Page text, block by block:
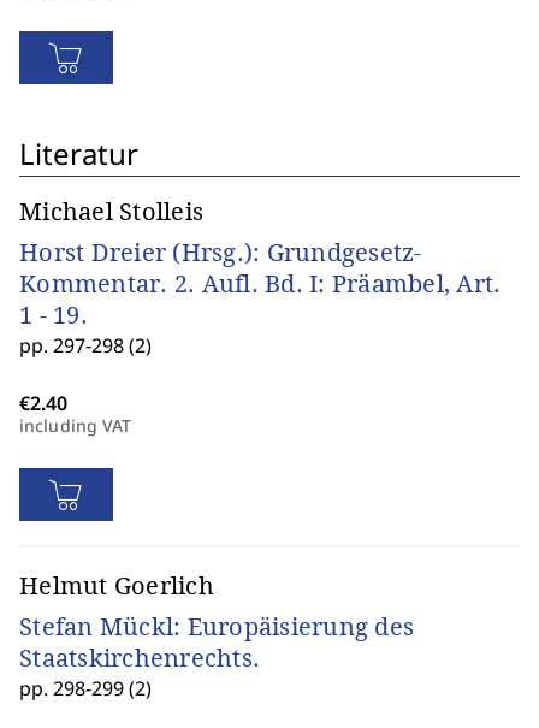
Literatur
Michael Stolleis
Horst Dreier (Hrsg.): Grundgesetz-
Kommentar. 2. Aufl. Bd. I: Präambel, Art.
1 - 19.
pp. 297-298 (2)
including VAT
Helmut Goerlich
Stefan Mückl: Europäisierung des
Staatskirchenrechts.
pp. 298-299 (2)